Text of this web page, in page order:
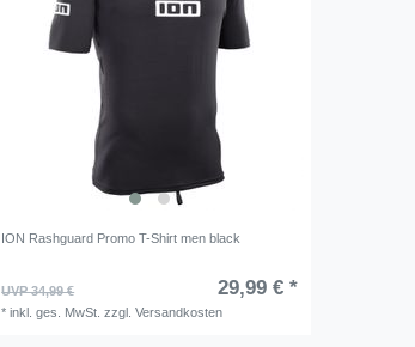
ION Rashguard Promo T-Shirt men black
UVP 34,99 € 29,99 € *
*inkl. ges. MwSt. zzgl.Versandkosten